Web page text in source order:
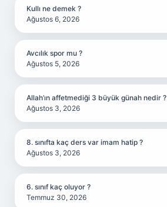
Kullı ne demek ?
Ağustos 6, 2026
Avcılık spor mu ?
Ağustos 5, 2026
Allah’ın affetmediği 3 büyük günah nedir ?
Ağustos 3, 2026
8. sınıfta kaç ders var imam hatip ?
Ağustos 3, 2026
6. sınıf kaç oluyor ?
Temmuz 30, 2026